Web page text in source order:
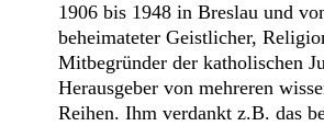
1906 bis 1948 in Breslau und
beheimateter Geistlicher,
Mitbegründer der katholischen
Herausgeber von mehreren
Reihen. Ihm verdankt z.B. das